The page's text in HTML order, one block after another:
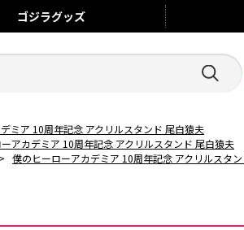
ゴジラグッズ
ミア 10周年記念 アクリルスタンド 尾白猿夫
アカデミア 10周年記念 アクリルスタンド 尾白猿夫
> 僕のヒーローアカデミア 10周年記念 アクリルスタ